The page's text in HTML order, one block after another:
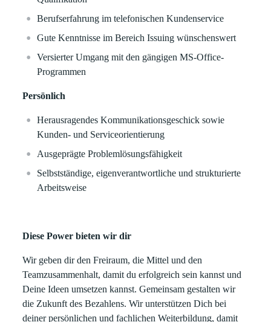
Berufserfahrung im telefonischen Kundenservice
Gute Kenntnisse im Bereich Issuing wünschenswert
Versierter Umgang mit den gängigen MS-Office-
Programmen
Persönlich
Herausragendes Kommunikationsgeschick sowie
Kunden- und Serviceorientierung
Ausgeprägte Problemlösungsfähigkeit
Selbstständige, eigenverantwortliche und strukturierte
Arbeitsweise
Diese Power bieten wir dir
Wir geben dir den Freiraum, die Mittel und den
Teamzusammenhalt, damit du erfolgreich sein kannst und
Deine Ideen umsetzen kannst. Gemeinsam gestalten wir
die Zukunft des Bezahlens. Wir unterstützen Dich bei
deiner persönlichen und fachlichen Weiterbildung, damit